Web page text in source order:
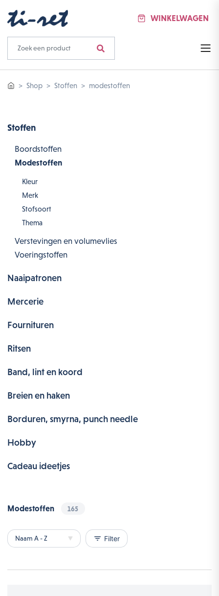
WINKELWAGEN
Shop Stoffen modestoffen
Stoffen
Boordstoffen
Modestoffen
Kleur
Merk
Stofsoort
Thema
Verstevingen en volumevlies
Voeringstoffen
Naaipatronen
Mercerie
Fournituren
Ritsen
Band, lint en koord
Breien en haken
Borduren, smyrna, punch needle
Hobby
Cadeau ideetjes
Modestoffen 165
filter_list Filter